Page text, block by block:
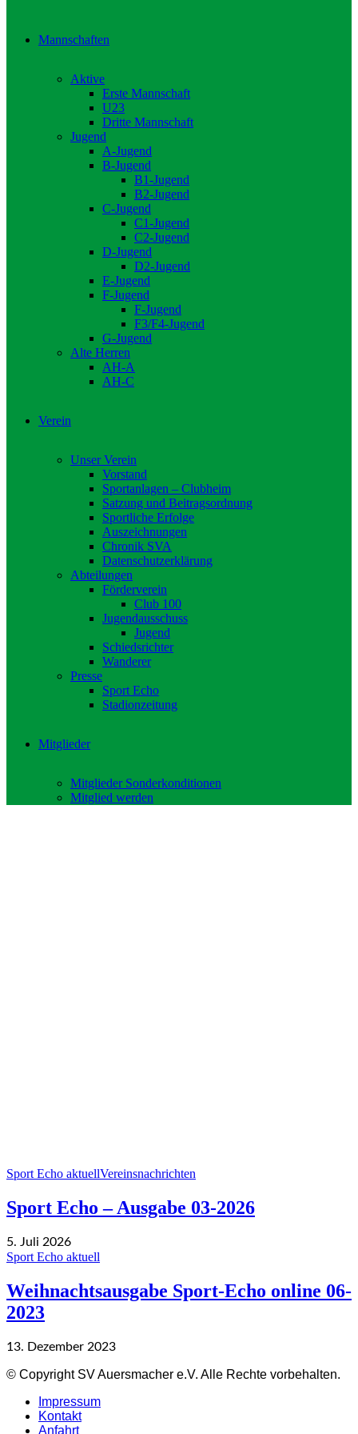
Mannschaften
Aktive
Erste Mannschaft
U23
Dritte Mannschaft
Jugend
A-Jugend
B-Jugend
B1-Jugend
B2-Jugend
C-Jugend
C1-Jugend
C2-Jugend
D-Jugend
D2-Jugend
E-Jugend
F-Jugend
F-Jugend
F3/F4-Jugend
G-Jugend
Alte Herren
AH-A
AH-C
Verein
Unser Verein
Vorstand
Sportanlagen – Clubheim
Satzung und Beitragsordnung
Sportliche Erfolge
Auszeichnungen
Chronik SVA
Datenschutzerklärung
Abteilungen
Förderverein
Club 100
Jugendausschuss
Jugend
Schiedsrichter
Wanderer
Presse
Sport Echo
Stadionzeitung
Mitglieder
Mitglieder Sonderkonditionen
Mitglied werden
Sport Echo aktuellVereinsnachrichten
Sport Echo – Ausgabe 03-2026
5. Juli 2026
Sport Echo aktuell
Weihnachtsausgabe Sport-Echo online 06-
2023
13. Dezember 2023
© Copyright SV Auersmacher e.V. Alle Rechte vorbehalten.
Impressum
Kontakt
Anfahrt